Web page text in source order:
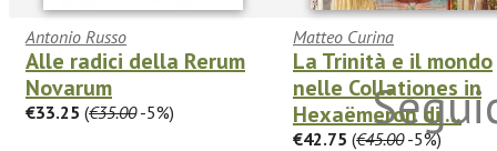
Antonio Russo
Alle radici della Rerum
Novarum
€33.25 (€35.00-5%)
Matteo Curina
La Trinità e il mondo
nelle Collationes in
Hexaëmeron di ...
€42.75 (€45.00-5%)